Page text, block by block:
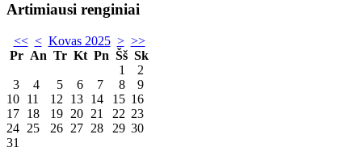
Artimiausi renginiai
<< < Kovas 2025 > >>
Pr An Tr Kt Pn Šš Sk
1
2
3
4 5 6 7 8
9
10 11 12 13 14 15 16
17 18 19 20 21 22 23
24 25 26 27 28 29 30
31